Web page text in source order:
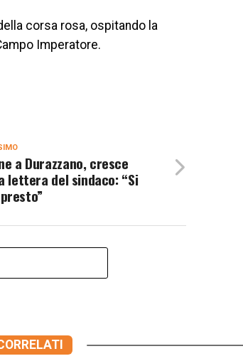
corsa rosa, ospitando la
Imperatore.
a Durazzano, cresce
lettera del sindaco: “Si